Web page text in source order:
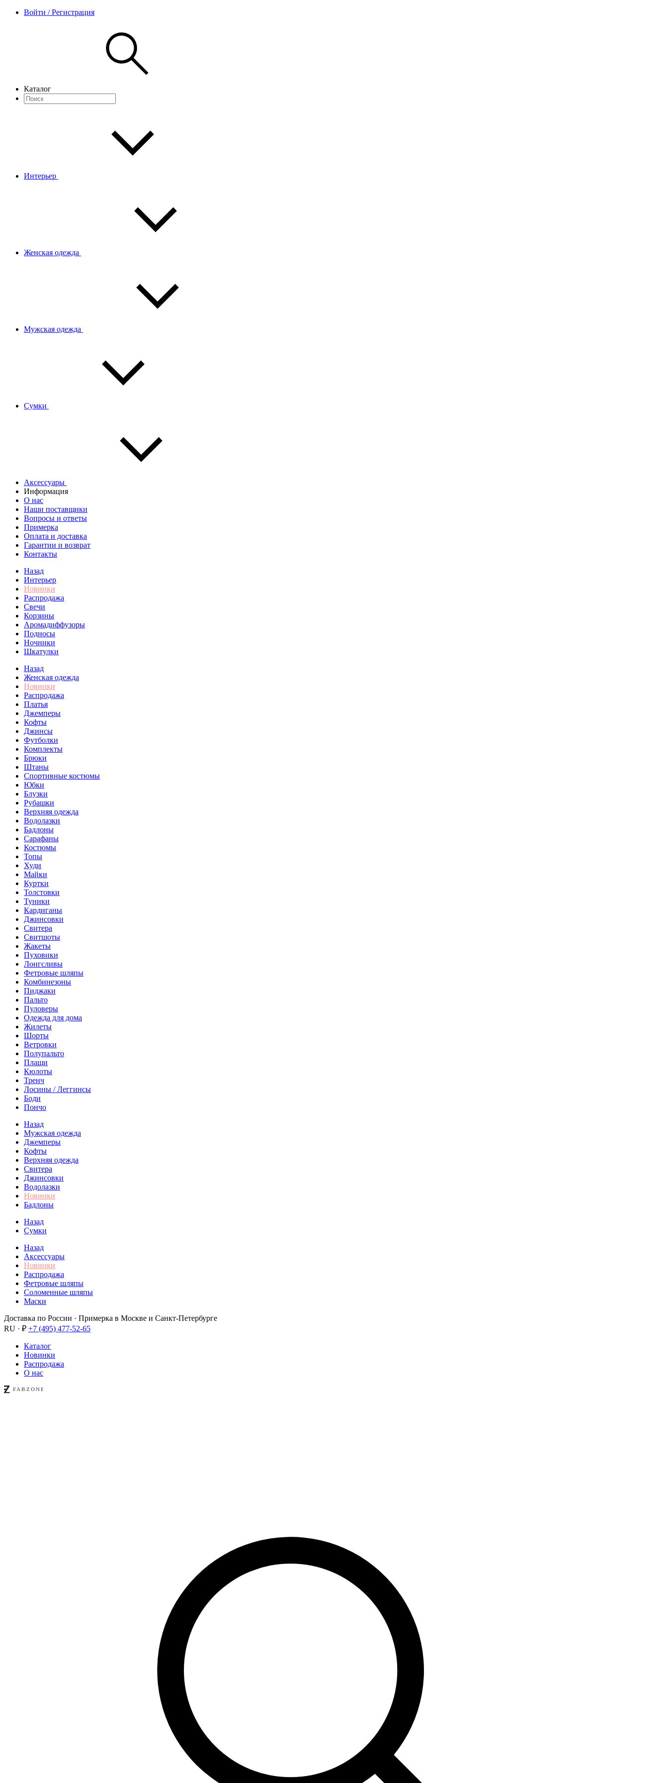
Войти / Регистрация
Каталог
Интерьер
Женская одежда
Мужская одежда
Сумки
Аксессуары
Информация
О нас
Наши поставщики
Вопросы и ответы
Примерка
Оплата и доставка
Гарантии и возврат
Контакты
Назад
Интерьер
Новинки
Распродажа
Свечи
Корзины
Аромадиффузоры
Подносы
Ночники
Шкатулки
Назад
Женская одежда
Новинки
Распродажа
Платья
Джемперы
Кофты
Джинсы
Футболки
Комплекты
Брюки
Штаны
Спортивные костюмы
Юбки
Блузки
Рубашки
Верхняя одежда
Водолазки
Бадлоны
Сарафаны
Костюмы
Топы
Худи
Майки
Куртки
Толстовки
Туники
Кардиганы
Джинсовки
Свитера
Свитшоты
Жакеты
Пуховики
Лонгсливы
Фетровые шляпы
Комбинезоны
Пиджаки
Пальто
Пуловеры
Одежда для дома
Жилеты
Шорты
Ветровки
Полупальто
Плащи
Кюлоты
Тренч
Лосины / Леггинсы
Боди
Пончо
Назад
Мужская одежда
Джемперы
Кофты
Верхняя одежда
Свитера
Джинсовки
Водолазки
Новинки
Бадлоны
Назад
Сумки
Назад
Аксессуары
Новинки
Распродажа
Фетровые шляпы
Соломенные шляпы
Маски
Доставка по России · Примерка в Москве и Санкт-Петербурге
RU · ₽ +7 (495) 477-52-65
Каталог
Новинки
Распродажа
О нас